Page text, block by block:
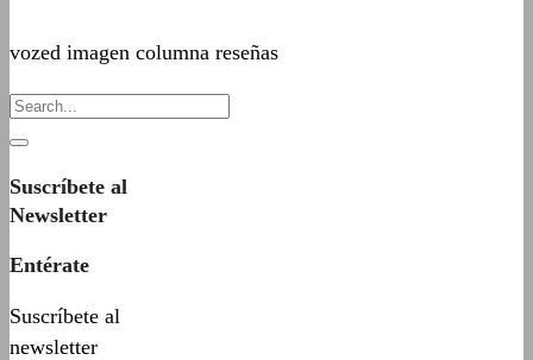
vozed imagen columna reseñas
Suscríbete al
Newsletter
Entérate
Suscríbete al
newsletter